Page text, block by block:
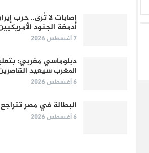
إصابات لا تُرى.. حرب
أدمغة الجنود
7 أغسطس 2026
دبلوماسي مغربي:
المغرب سيعيد
6 أغسطس 2026
البطالة في مصر تتراجع
6 أغسطس 2026